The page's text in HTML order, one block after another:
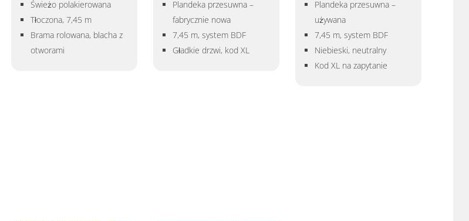
Świeżo polakierowana
Tłoczona, 7,45 m
Brama rolowana, blacha z
otworami
Plandeka przesuwna –
fabrycznie nowa
7,45 m, system BDF
Gładkie drzwi, kod XL
Plandeka przesuwna –
używana
7,45 m, system BDF
Niebieski, neutralny
Kod XL na zapytanie